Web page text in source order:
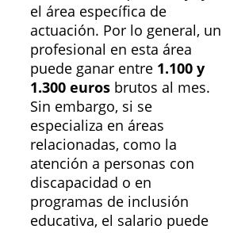
el área específica de
actuación. Por lo general, un
profesional en esta área
puede ganar entre 1.100 y
1.300 euros brutos al mes.
Sin embargo, si se
especializa en áreas
relacionadas, como la
atención a personas con
discapacidad o en
programas de inclusión
educativa, el salario puede